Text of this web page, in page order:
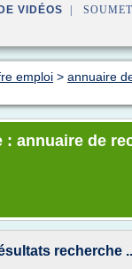
VIDÉOS |
emploi > annuaire
annuaire de
recherche